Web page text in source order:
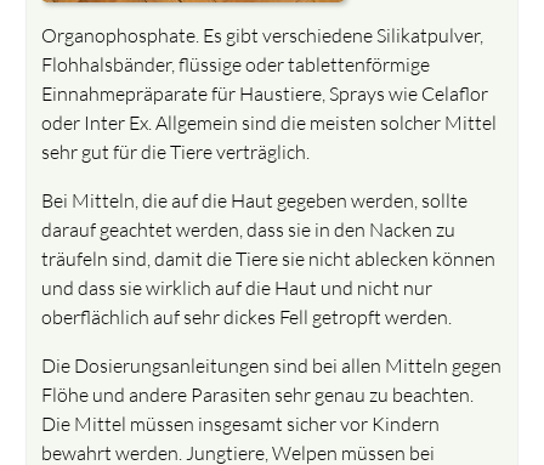
Organophosphate. Es gibt verschiedene Silikatpulver,
Flohhalsbänder, flüssige oder tablettenförmige
Einnahmepräparate für Haustiere, Sprays wie Celaflor
oder Inter Ex. Allgemein sind die meisten solcher Mittel
sehr gut für die Tiere verträglich.
Bei Mitteln, die auf die Haut gegeben werden, sollte
darauf geachtet werden, dass sie in den Nacken zu
träufeln sind, damit die Tiere sie nicht ablecken können
und dass sie wirklich auf die Haut und nicht nur
oberflächlich auf sehr dickes Fell getropft werden.
Die Dosierungsanleitungen sind bei allen Mitteln gegen
Flöhe und andere Parasiten sehr genau zu beachten.
Die Mittel müssen insgesamt sicher vor Kindern
bewahrt werden. Jungtiere, Welpen müssen bei